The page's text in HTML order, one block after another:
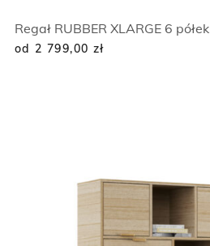
Regał RUBBER XLARGE 6 półek
od 2 799,00 zł